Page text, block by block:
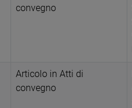
convegno
Articolo in Atti di
convegno